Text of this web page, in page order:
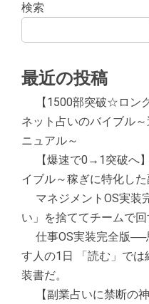
検索
最近の投稿
【1500部突破☆ロン
ネット占いのバイブル
ニュアル～
【爆速で0→1突破へ
イブル～稼ぎに特化し
マネジメントOS実
い」を捨ててチームで回
仕事OS実装完全版
す人の1日 「読む」で
装書だ。
【副業占いに禁断の